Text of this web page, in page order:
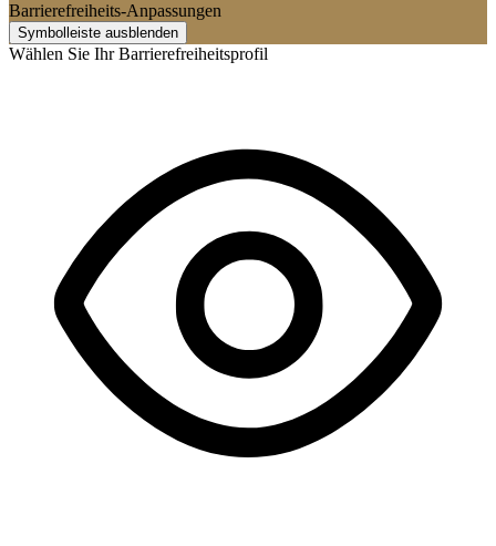
Barrierefreiheits-Anpassungen
Symbolleiste ausblenden
Wählen Sie Ihr Barrierefreiheitsprofil